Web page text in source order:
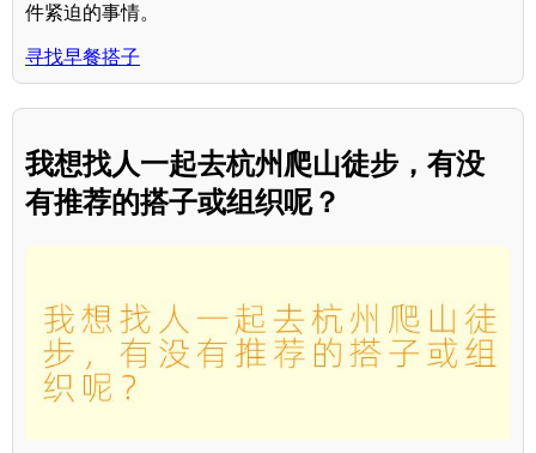
件紧迫的事情。
寻找早餐搭子
我想找人一起去杭州爬山徒步，有没
有推荐的搭子或组织呢？